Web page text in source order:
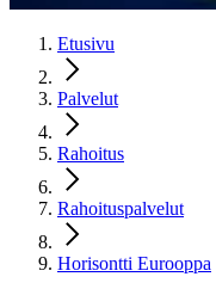
Etusivu
Palvelut
Rahoitus
Rahoituspalvelut
Horisontti Eurooppa